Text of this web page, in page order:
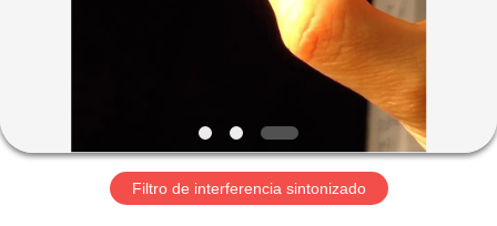
VIAJE
Filtro de interferencia sintonizado